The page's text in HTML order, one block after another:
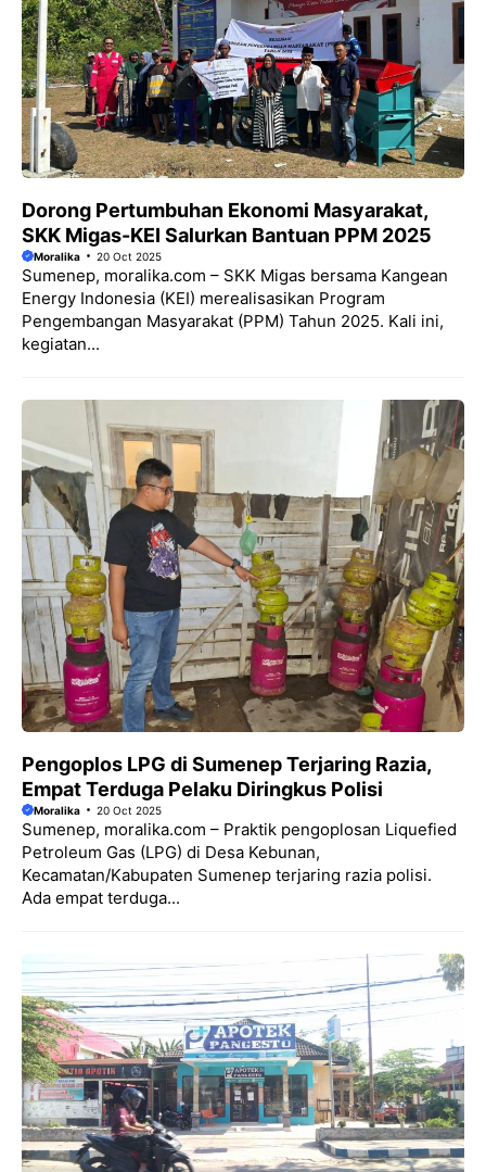
Dorong Pertumbuhan Ekonomi Masyarakat,
SKK Migas-KEI Salurkan Bantuan PPM 2025
Moralika 20 Oct 2025
Sumenep, moralika.com – SKK Migas bersama Kangean
Energy Indonesia (KEI) merealisasikan Program
Pengembangan Masyarakat (PPM) Tahun 2025. Kali ini,
kegiatan...
Pengoplos LPG di Sumenep Terjaring Razia,
Empat Terduga Pelaku Diringkus Polisi
Moralika 20 Oct 2025
Sumenep, moralika.com – Praktik pengoplosan Liquefied
Petroleum Gas (LPG) di Desa Kebunan,
Kecamatan/Kabupaten Sumenep terjaring razia polisi.
Ada empat terduga...